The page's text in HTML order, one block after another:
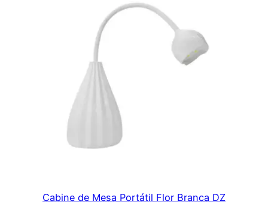
Cabine de Mesa Portátil Flor Branca DZ